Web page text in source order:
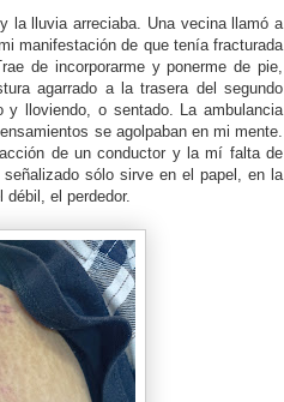
la lluvia arreciaba. Una vecina llamó a
manifestación de que tenía fracturada
de incorporarme y ponerme de pie,
agarrado a la trasera del segundo
y lloviendo, o sentado. La ambulancia
se agolpaban en mi mente.
de un conductor y la mí falta de
sólo sirve en el papel, en la
el perdedor.